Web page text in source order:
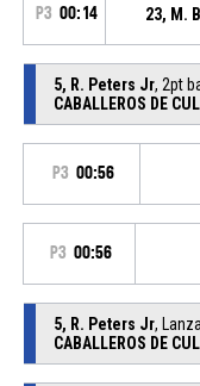
P3 00:14 23, M.
5, R. Peters Jr, 2pt
CABALLEROS DE
P3 00:56
P3 00:56
5, R. Peters Jr,
CABALLEROS DE